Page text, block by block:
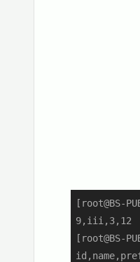
[root@BS-
9,iii,3,12
[root@BS-